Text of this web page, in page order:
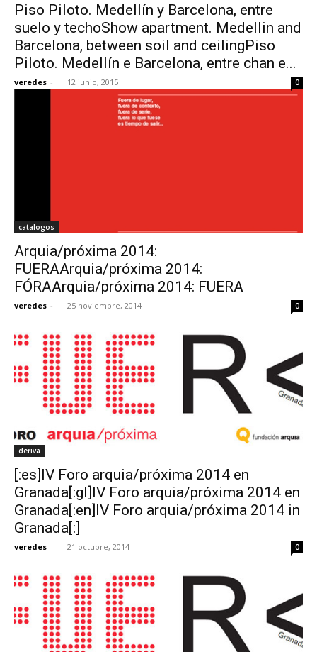
Piso Piloto. Medellín y Barcelona, entre
suelo y techoShow apartment. Medellin and
Barcelona, between soil and ceilingPiso
Piloto. Medellín e Barcelona, entre chan e...
veredes - 12 junio, 2015 0
catalogos
Arquia/próxima 2014:
FUERAArquia/próxima 2014:
FÓRAArquia/próxima 2014: FUERA
veredes - 25 noviembre, 2014 0
deriva
[:es]IV Foro arquia/próxima 2014 en
Granada[:gl]IV Foro arquia/próxima 2014 en
Granada[:en]IV Foro arquia/próxima 2014 in
Granada[:]
veredes - 21 octubre, 2014 0